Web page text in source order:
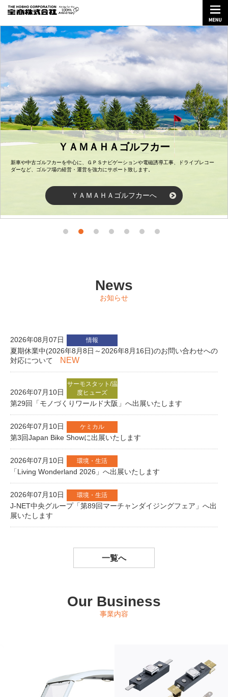
ＹＡＭＡＨＡゴルフカー
新車や中古ゴルフカーを中心に、ＧＰＳナビゲーションや電磁誘導工事、ドライブレコー
ダーなど、ゴルフ場の経営・運営を強力にサポート致します。
ＹＡＭＡＨＡゴルフカーへ
News
お知らせ
2026年08月07日 情報
夏期休業中(2026年8月8日～2026年8月16日)のお問い合わせへの
対応について
NEW
2026年07月10日
サーモスタット/温
度ヒューズ
第29回「モノづくりワールド大阪」へ出展いたします
2026年07月10日 ケミカル
第3回Japan Bike Showに出展いたします
2026年07月10日 環境・生活
「Living Wonderland 2026」へ出展いたします
2026年07月10日 環境・生活
J-NET中央グループ「第89回マーチャンダイジングフェア」へ出
展いたします
一覧へ
Our Business
事業内容